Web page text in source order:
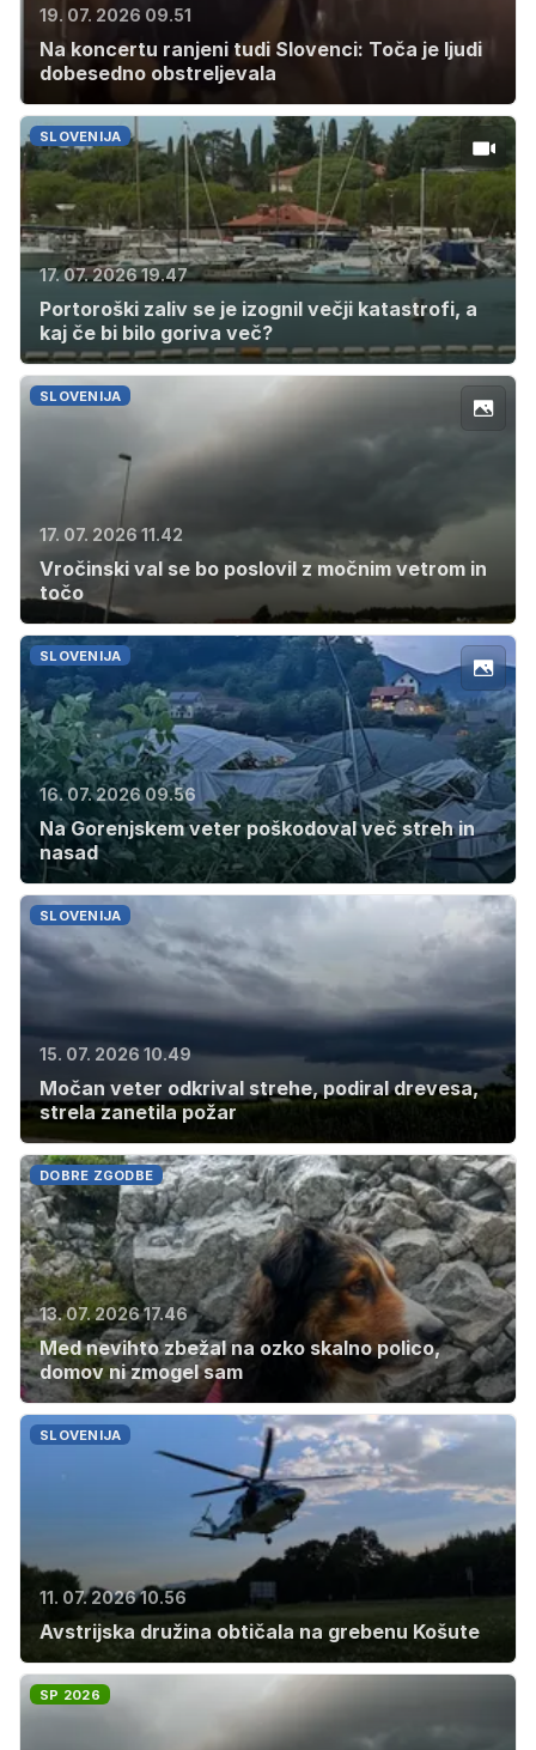
19. 07. 2026 09.51
Na koncertu ranjeni tudi Slovenci: Toča je ljudi
dobesedno obstreljevala
SLOVENIJA
17. 07. 2026 19.47
Portoroški zaliv se je izognil večji katastrofi, a
kaj če bi bilo goriva več?
SLOVENIJA
17. 07. 2026 11.42
Vročinski val se bo poslovil z močnim vetrom in
točo
SLOVENIJA
16. 07. 2026 09.56
Na Gorenjskem veter poškodoval več streh in
nasad
SLOVENIJA
15. 07. 2026 10.49
Močan veter odkrival strehe, podiral drevesa,
strela zanetila požar
DOBRE ZGODBE
13. 07. 2026 17.46
Med nevihto zbežal na ozko skalno polico,
domov ni zmogel sam
SLOVENIJA
11. 07. 2026 10.56
Avstrijska družina obtičala na grebenu Košute
SP 2026